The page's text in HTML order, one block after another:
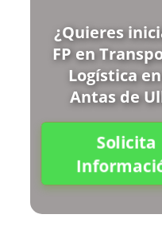
¿Quieres
FP en
Logística
Antas de
Solicita